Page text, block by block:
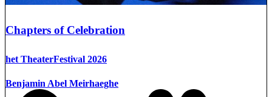
Chapters of Celebration
het TheaterFestival 2026
Benjamin Abel Meirhaeghe